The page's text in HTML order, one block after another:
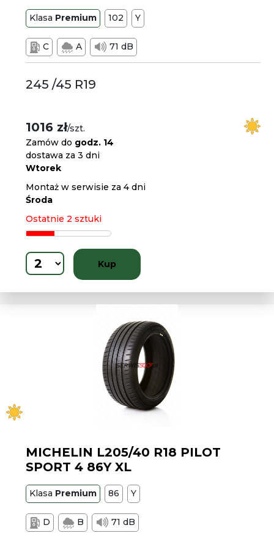
Klasa Premium 102 Y
C A 71 dB
245 /45 R19
1016 zł/szt.
Zamów do godz. 14
dostawa za 3 dni
Wtorek
Montaż w serwisie za 4 dni
Środa
Ostatnie 2 sztuki
Kup
MICHELIN L205/40 R18 PILOT
SPORT 4 86Y XL
Klasa Premium 86 Y
D B 71 dB